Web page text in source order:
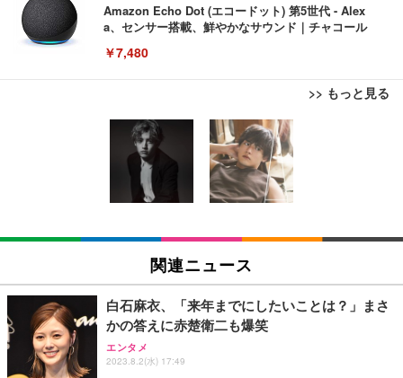
Amazon Echo Dot (エコードット) 第5世代 - Alex
a、センサー搭載、鮮やかなサウンド｜チャコール
￥7,480
>> もっと見る
[EdoErgo] オフィスチェア 椅子 テレワーク 疲れな
い 跳ね上げ式アームレスト コンパクト 約105度ロッ
キング pc 事務椅子 360度回転 座面昇降 強化ナイロ
ン樹脂ベース 通気性メッシュ 在宅ワーク H-WY01
(黒網+黒枠+黒足)
￥5,699
SIHOO B100 オフィスチェア／デスクチェア メッシ
ュチェア 人間工学 疲れない ブラック
￥27,999
Sezlife オフィスチェア デスクチェア 疲れない テレ
ワーク チェア 強化バックレスト 30度ロッキング機
能 人間工学 椅子 腰サポート 90度跳ね上げ式アーム
EIZO ビジネス向けプレミアムモニター | FlexScan
EV3240X-WT | 31.5型4K UHD・USB Type-C・ホワ
￥105,595
EIZO ビジネス向けプレミアムモニター | FlexScan
￥109,572
【純正品】27"ゲーミングモニター DualSense 充電
フック付き（CFI-ZDM1J）
Amazonベーシック ペットシーツ 薄型 レギュラー 1
回使い捨て 無香料 ホワイト 300枚
￥3,373
Amazonベーシック ペットシーツ 厚型 ワイド 42枚
x2袋(84枚) ホワイト(吸収面:ライトブルー)
￥3,234
ネオ・ルーライフ ネオ・オムツ L 中型犬用 26枚入
り 単品
関連ニュース
白石麻衣、「来年までにしたいことは？」まさ
かの答えに赤楚衛二も爆笑
エンタメ
2023.8.2(水) 17:49